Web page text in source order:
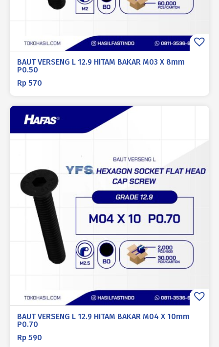
BAUT VERSENG L 12.9 HITAM BAKAR M03 X 8mm
P0.50
Rp 570
BAUT VERSENG L 12.9 HITAM BAKAR M04 X 10mm
P0.70
Rp 590